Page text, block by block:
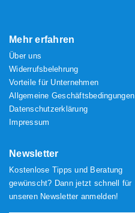
Mehr erfahren
Über uns
Widerrufsbelehrung
Vorteile für Unternehmen
Allgemeine Geschäftsbedingungen
Datenschutzerklärung
Impressum
Newsletter
Kostenlose Tipps und Beratung
gewünscht? Dann jetzt schnell für
unseren Newsletter anmelden!